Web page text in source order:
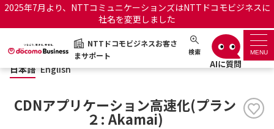
2025年7月より、NTTコミュニケーションズはNTTドコモビジネスに
社名を変更しました
NTTドコモビジネスお客さ
まサポート
検索 MENU
NTTドコモビジネスお客さまサポート 日本語 English
サポートトップ
サービス名から探す
日本語 English
CDNアプリケーション高速化(プラン
２: Akamai)